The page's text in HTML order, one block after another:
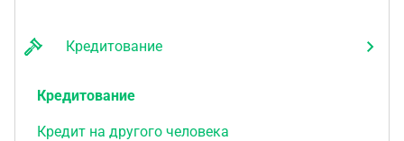
Кредитование
Кредитование
Кредит на другого человека